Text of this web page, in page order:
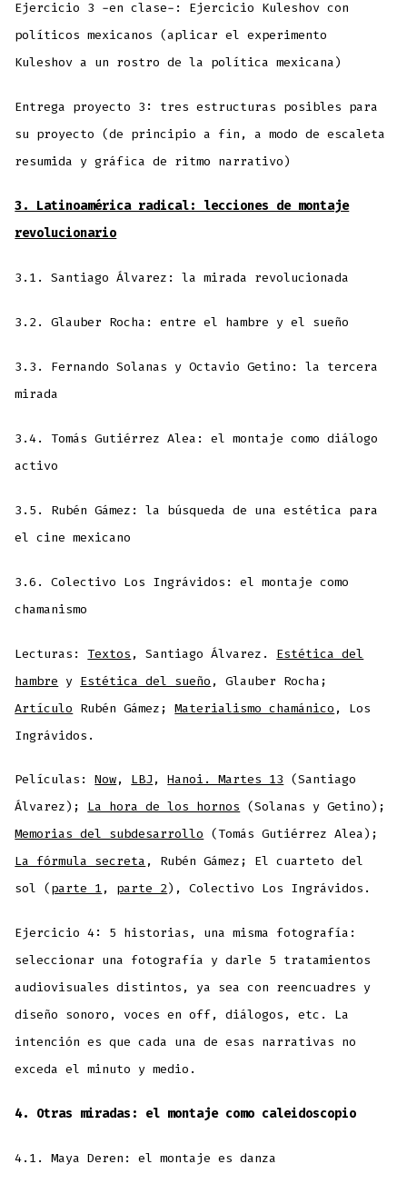
Ejercicio 3 -en clase-: Ejercicio Kuleshov con
políticos mexicanos (aplicar el experimento
Kuleshov a un rostro de la política mexicana)
Entrega proyecto 3: tres estructuras posibles para
su proyecto (de principio a fin, a modo de escaleta
resumida y gráfica de ritmo narrativo)
3. Latinoamérica radical: lecciones de montaje
revolucionario
3.1. Santiago Álvarez: la mirada revolucionada
3.2. Glauber Rocha: entre el hambre y el sueño
3.3. Fernando Solanas y Octavio Getino: la tercera
mirada
3.4. Tomás Gutiérrez Alea: el montaje como diálogo
activo
3.5. Rubén Gámez: la búsqueda de una estética para
el cine mexicano
3.6. Colectivo Los Ingrávidos: el montaje como
chamanismo
Lecturas:Textos , Santiago Álvarez. Estética del
hambre y Estética del sueño , Glauber Rocha;
Artículo Rubén Gámez;Materialismo chamánico , Los
Ingrávidos.
Películas:Now, LBJ ,Hanoi. Martes 13 (Santiago
Álvarez); La hora de los hornos (Solanas y Getino);
Memorias del subdesarrollo (Tomás Gutiérrez Alea);
La fórmula secreta , Rubén Gámez; El cuarteto del
sol (parte 1 , parte 2), Colectivo Los Ingrávidos.
Ejercicio 4: 5 historias, una misma fotografía:
seleccionar una fotografía y darle 5 tratamientos
audiovisuales distintos, ya sea con reencuadres y
diseño sonoro, voces en off, diálogos, etc. La
intención es que cada una de esas narrativas no
exceda el minuto y medio.
4. Otras miradas: el montaje como caleidoscopio
4.1. Maya Deren: el montaje es danza